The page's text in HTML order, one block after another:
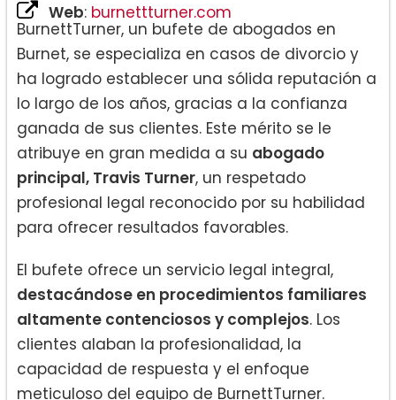
Web: burnettturner.com
BurnettTurner, un bufete de abogados en
Burnet, se especializa en casos de divorcio y
ha logrado establecer una sólida reputación a
lo largo de los años, gracias a la confianza
ganada de sus clientes. Este mérito se le
atribuye en gran medida a su abogado
principal, Travis Turner, un respetado
profesional legal reconocido por su habilidad
para ofrecer resultados favorables.
El bufete ofrece un servicio legal integral,
destacándose en procedimientos familiares
altamente contenciosos y complejos. Los
clientes alaban la profesionalidad, la
capacidad de respuesta y el enfoque
meticuloso del equipo de BurnettTurner.